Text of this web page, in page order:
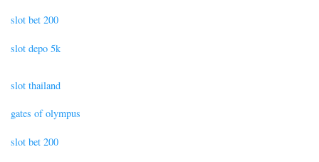
slot bet 200
slot depo 5k
slot thailand
gates of olympus
slot bet 200